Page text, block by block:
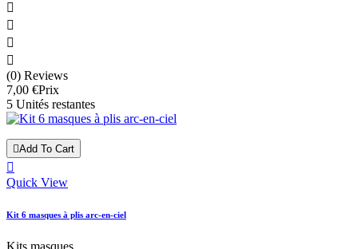




(0) Reviews
7,00 €Prix
5 Unités restantes
Add To Cart

Quick View
Kit 6 masques à plis arc-en-ciel